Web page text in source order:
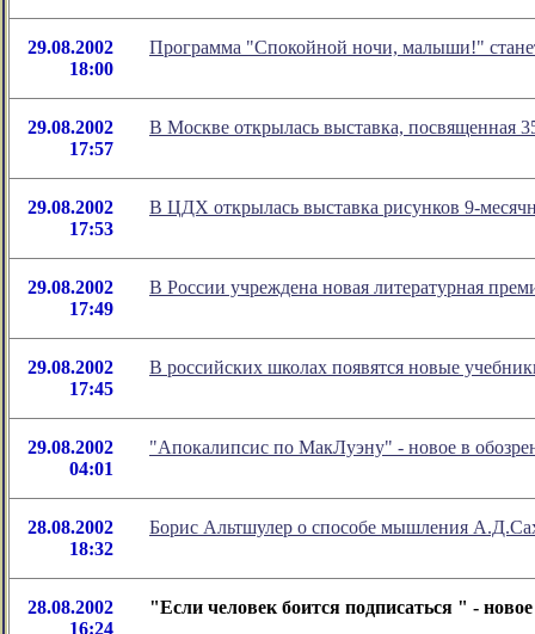
29.08.2002
18:00
Программа "Спокойной ночи, малыши!"
29.08.2002
17:57
В Москве открылась выставка, посвященная
29.08.2002
17:53
В ЦДХ открылась выставка рисунков 9-
29.08.2002
17:49
В России учреждена новая литературная
29.08.2002
17:45
В российских школах появятся новые
29.08.2002
04:01
"Апокалипсис по МакЛуэну" - новое в
28.08.2002
18:32
Борис Альтшулер о способе мышления
28.08.2002
16:24
"Если человек боится подписаться " -